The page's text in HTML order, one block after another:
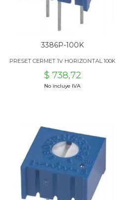
3386P-100K
PRESET CERMET 1V HORIZONTAL 100K
$ 738,72
No incluye IVA